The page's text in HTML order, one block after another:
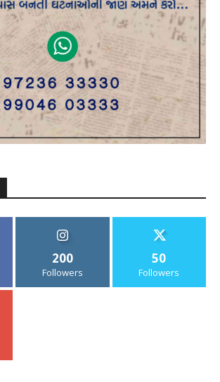
200
Followers
50
Followers